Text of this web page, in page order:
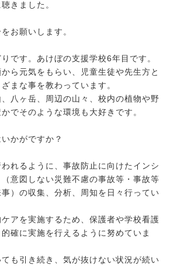
きました。
お願いします。
です。あけぼの支援学校6年目です。
ら元気をもらい、児童生徒や先生方と
まな事を教わっています。
八ヶ岳、周辺の山々、校内の植物や野
でそのような環境も大好きです。
かがですか？
れるように、事故防止に向けたインシ
意図しない災難不慮の事故等・事故等
）の収集、分析、周知を日々行ってい
アを実施するため、保護者や学校看護
確に実施を行えるように努めていま
も引き続き、気が抜けない状況が続い